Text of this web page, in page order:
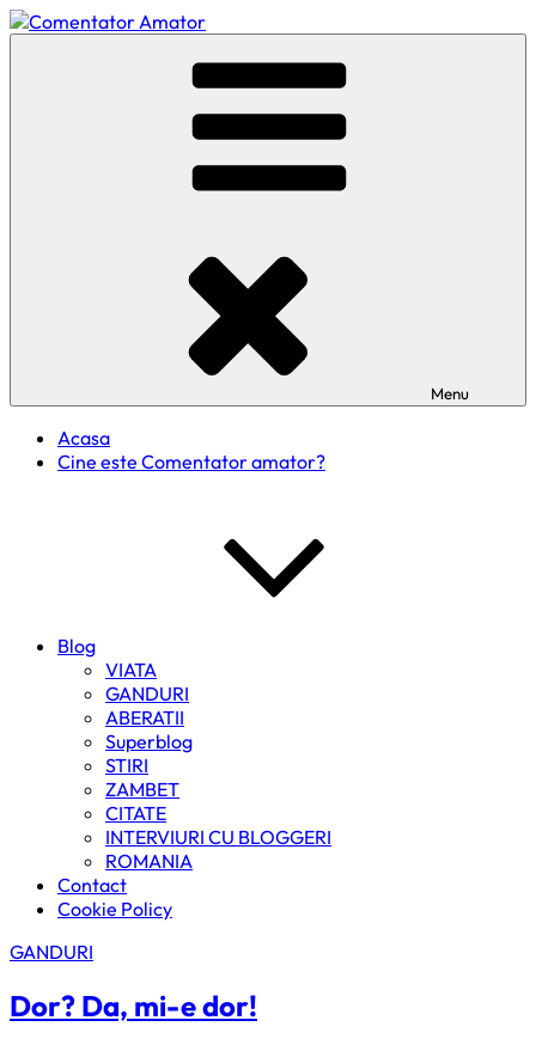
Skip
to
Menu
Acasa
Cine este Comentator amator?
Blog
VIATA
GANDURI
ABERATII
Superblog
STIRI
ZAMBET
CITATE
INTERVIURI CU BLOGGERI
ROMANIA
Contact
Cookie Policy
GANDURI
Dor? Da, mi-e dor!